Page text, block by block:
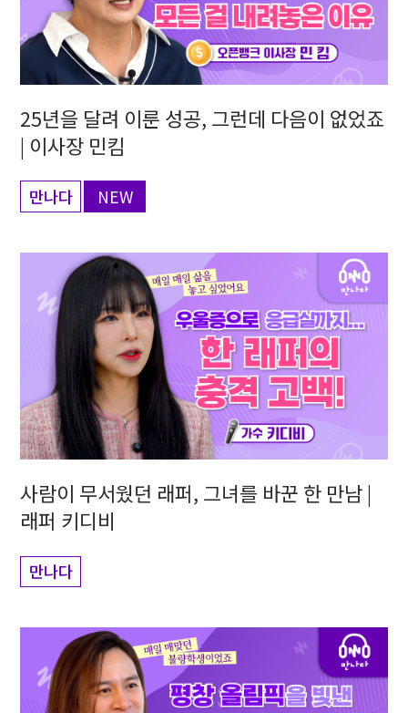
25년을 달려 이룬 성공, 그런데 다음이 없었죠
| 이사장 민킴
만나다 NEW
사람이 무서웠던 래퍼, 그녀를 바꾼 한 만남 |
래퍼 키디비
만나다